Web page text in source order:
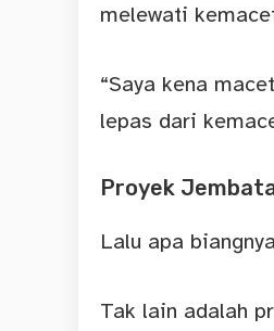
melewati
“Saya kena
lepas dari
Proyek
Lalu apa
Tak lain adalah